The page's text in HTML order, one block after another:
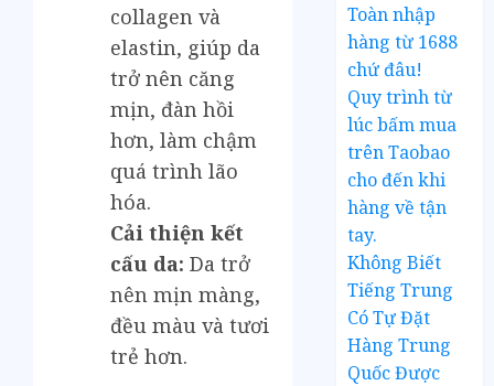
collagen và
elastin, giúp da
trở nên căng
mịn, đàn hồi
hơn, làm chậm
quá trình lão
hóa.
Cải thiện kết
cấu da: Da trở
nên mịn màng,
đều màu và tươi
trẻ hơn.
Toàn nhập
hàng từ 1688
chứ đâu!
Quy trình từ
lúc bấm mua
trên Taobao
cho đến khi
hàng về tận
tay.
Không Biết
Tiếng Trung
Có Tự Đặt
Hàng Trung
Quốc Được